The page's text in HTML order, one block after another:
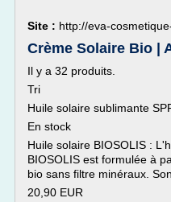
Site : http://eva-
Crème Solaire Bio |
Il y a 32 produits.
Tri
Huile solaire sublimante
En stock
Huile solaire BIOSOLIS :
BIOSOLIS est formulée à
bio sans filtre minéraux.
20,90 EUR